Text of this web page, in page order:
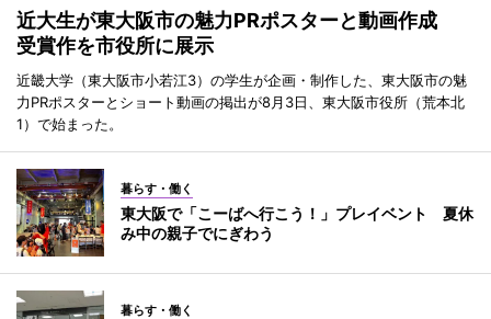
近大生が東大阪市の魅力PRポスターと動画作成
受賞作を市役所に展示
近畿大学（東大阪市小若江3）の学生が企画・制作した、東大阪市の魅
力PRポスターとショート動画の掲出が8月3日、東大阪市役所（荒本北
1）で始まった。
暮らす・働く
東大阪で「こーばへ行こう！」プレイベント 夏休
み中の親子でにぎわう
暮らす・働く